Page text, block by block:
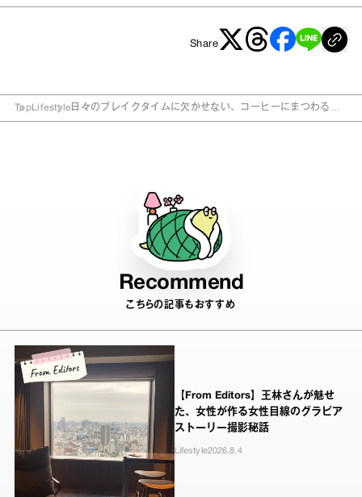
Share
Top Lifestyle 日々のブレイクタイムに欠かせない、コーヒーにまつわる雑
Recommend
こちらの記事もおすすめ
【From Editors】王林さんが魅せ
た、女性が作る女性目線のグラビア
ストーリー撮影秘話
Lifestyle2026.8.4